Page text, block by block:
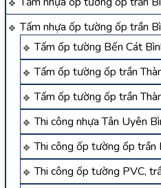
Tấm nhựa ốp tường ốp trần
Tấm ốp tường Bến Cát
Tấm ốp tường ốp trần
Tấm ốp tường ốp trần
Thi công nhựa Tân Uyên
Thi công ốp tường ốp trần
Thi công ốp tường PVC,